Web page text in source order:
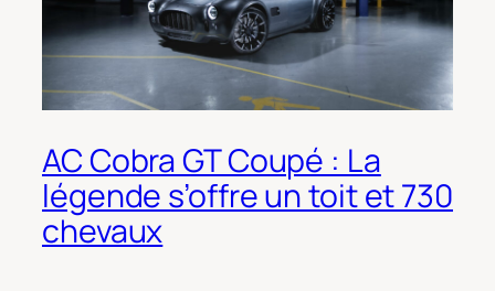
AC Cobra GT Coupé : La
légende s’offre un toit et 730
chevaux